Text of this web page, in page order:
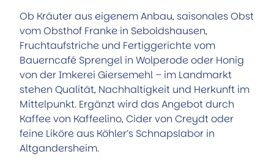
Ob Kräuter aus eigenem Anbau, saisonales Obst
vom Obsthof Franke in Seboldshausen,
Fruchtaufstriche und Fertiggerichte vom
Bauerncafé Sprengel in Wolperode oder Honig
von der Imkerei Giersemehl – im Landmarkt
stehen Qualität, Nachhaltigkeit und Herkunft im
Mittelpunkt. Ergänzt wird das Angebot durch
Kaffee von Kaffeelino, Cider von Creydt oder
feine Liköre aus Köhler’s Schnapslabor in
Altgandersheim.